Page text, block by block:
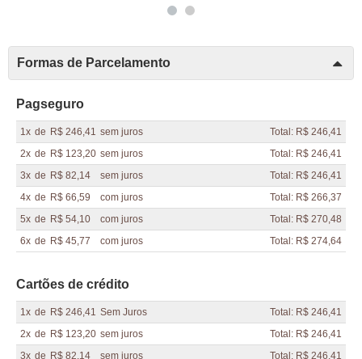
Formas de Parcelamento
Pagseguro
1x de R$ 246,41 sem juros
Total: R$ 246,41
2x de R$ 123,20 sem juros
Total: R$ 246,41
3x de R$ 82,14 sem juros
Total: R$ 246,41
4x de R$ 66,59 com juros
Total: R$ 266,37
5x de R$ 54,10 com juros
Total: R$ 270,48
6x de R$ 45,77 com juros Total: R$ 274,64
Cartões de crédito
1x de R$ 246,41 Sem Juros
Total: R$ 246,41
2x de R$ 123,20 sem juros
Total: R$ 246,41
3x de R$ 82,14 sem juros
Total: R$ 246,41